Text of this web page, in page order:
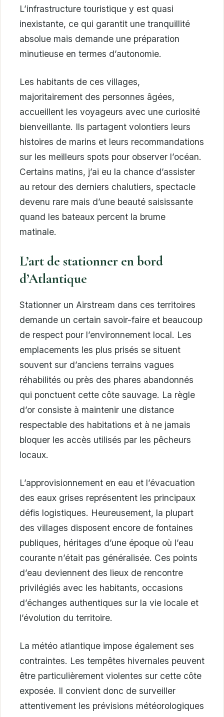
L’infrastructure touristique y est quasi
inexistante, ce qui garantit une tranquillité
absolue mais demande une préparation
minutieuse en termes d’autonomie.
Les habitants de ces villages,
majoritairement des personnes âgées,
accueillent les voyageurs avec une curiosité
bienveillante. Ils partagent volontiers leurs
histoires de marins et leurs recommandations
sur les meilleurs spots pour observer l’océan.
Certains matins, j’ai eu la chance d’assister
au retour des derniers chalutiers, spectacle
devenu rare mais d’une beauté saisissante
quand les bateaux percent la brume
matinale.
L’art de stationner en bord
d’Atlantique
Stationner un Airstream dans ces territoires
demande un certain savoir-faire et beaucoup
de respect pour l’environnement local. Les
emplacements les plus prisés se situent
souvent sur d’anciens terrains vagues
réhabilités ou près des phares abandonnés
qui ponctuent cette côte sauvage. La règle
d’or consiste à maintenir une distance
respectable des habitations et à ne jamais
bloquer les accès utilisés par les pêcheurs
locaux.
L’approvisionnement en eau et l’évacuation
des eaux grises représentent les principaux
défis logistiques. Heureusement, la plupart
des villages disposent encore de fontaines
publiques, héritages d’une époque où l’eau
courante n’était pas généralisée. Ces points
d’eau deviennent des lieux de rencontre
privilégiés avec les habitants, occasions
d’échanges authentiques sur la vie locale et
l’évolution du territoire.
La météo atlantique impose également ses
contraintes. Les tempêtes hivernales peuvent
être particulièrement violentes sur cette côte
exposée. Il convient donc de surveiller
attentivement les prévisions météorologiques